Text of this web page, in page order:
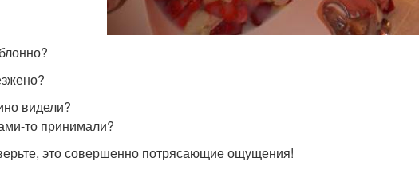
видели?
то принимали?
это совершенно потрясающие ощущения!